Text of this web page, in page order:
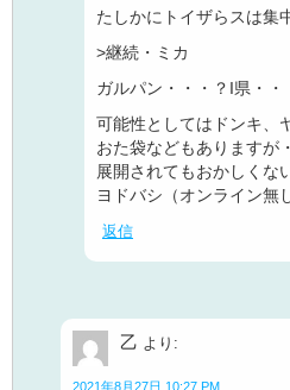
たしかにトイザらスは集
>継続・ミカ
ガルパン・・・？I県・・
可能性としてはドンキ、
おた袋などもありますが
展開されてもおかしくな
ヨドバシ（オンライン無
返信
乙 より:
2021年8月27日 10:27 PM